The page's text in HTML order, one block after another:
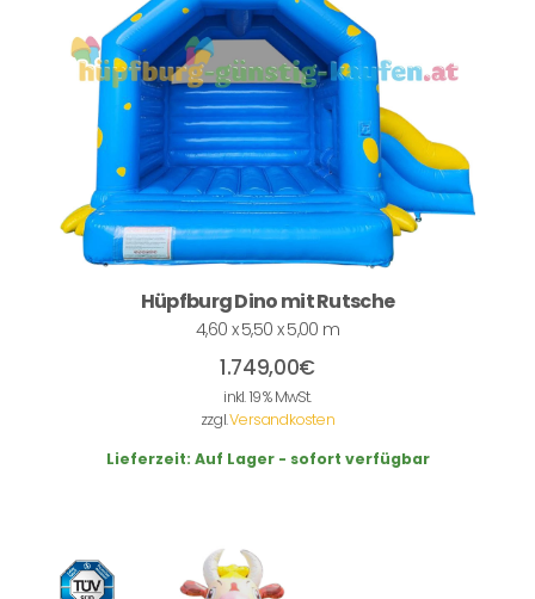
Hüpfburg Dino mit Rutsche
4,60 x 5,50 x 5,00 m
1.749,00€
inkl. 19 % MwSt.
zzgl.Versandkosten
Lieferzeit: Auf Lager - sofort verfügbar